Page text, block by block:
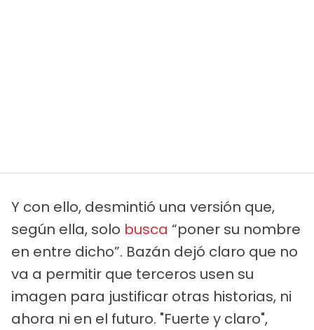
Y con ello, desmintió una versión que,
según ella, solo busca “poner su nombre
en entre dicho”. Bazán dejó claro que no
va a permitir que terceros usen su
imagen para justificar otras historias, ni
ahora ni en el futuro. "Fuerte y claro",